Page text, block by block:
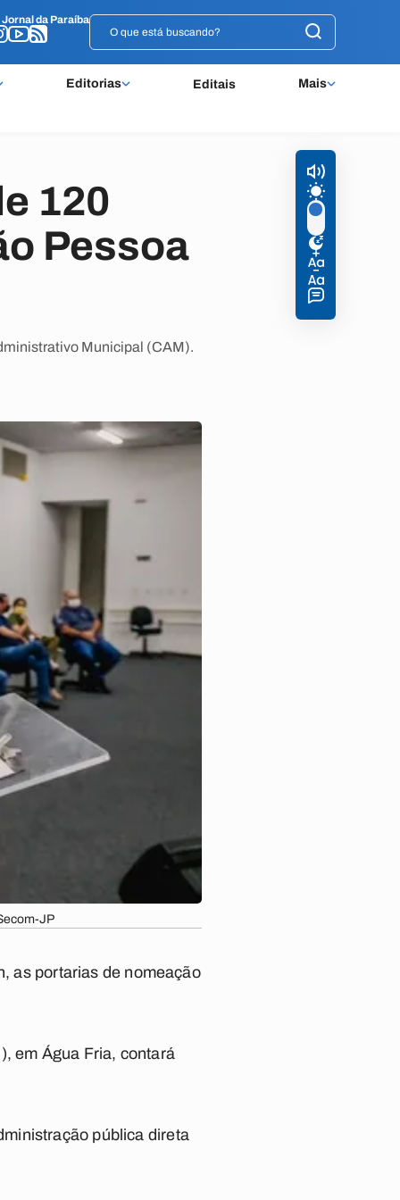
Jornal da Paraíba
Editorias Editais Mais
Jornal da Paraíba
120
Pessoa
Municipal (CAM).
JP
as portarias de nomeação
em Água Fria, contará
pública direta